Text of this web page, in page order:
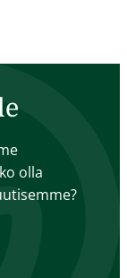
olla